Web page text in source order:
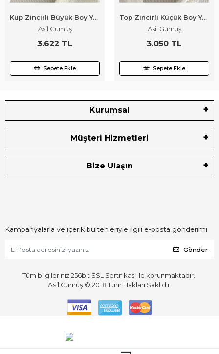
Küp Zincirli Büyük Boy Yonca Kolye
Asil Gümüş
3.622 TL
Sepete Ekle
Top Zincirli Küçük Boy Yonca Kolye
Asil Gümüş
3.050 TL
Sepete Ekle
Kurumsal
Müşteri Hizmetleri
Bize Ulaşın
Kampanyalarla ve içerik bültenleriyle ilgili e-posta gönderimi
Gönder
Tüm bilgileriniz 256bit SSL Sertifikası ile korunmaktadır.
Asil Gümüş © 2018Tüm Hakları Saklıdır.